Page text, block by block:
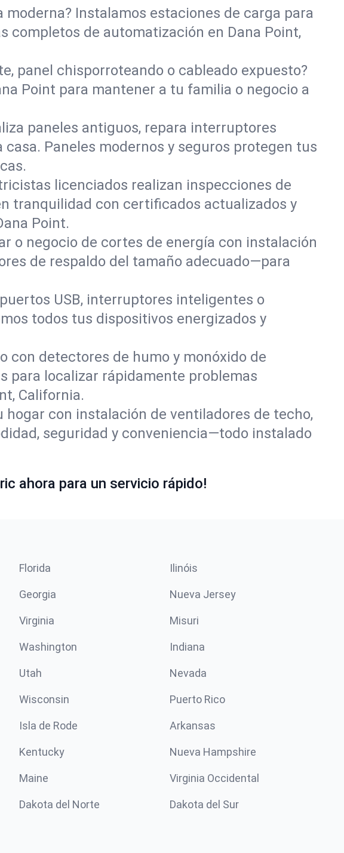
moderna? Instalamos estaciones de carga para
de automatización en Dana Point,
panel chisporroteando o cableado expuesto?
Point para mantener a tu familia o negocio a
paneles antiguos, repara interruptores
Paneles modernos y seguros protegen tus
licenciados realizan inspecciones de
tranquilidad con certificados actualizados y
Point.
o negocio de cortes de energía con instalación
de respaldo del tamaño adecuado—para
USB, interruptores inteligentes o
todos tus dispositivos energizados y
con detectores de humo y monóxido de
para localizar rápidamente problemas
California.
hogar con instalación de ventiladores de techo,
seguridad y conveniencia—todo instalado
ahora para un servicio rápido!
Florida Ilinóis
Georgia Nueva Jersey
Virginia Misuri
Washington Indiana
Utah Nevada
Wisconsin Puerto Rico
Isla de Rode Arkansas
Kentucky Nueva Hampshire
Maine Virginia Occidental
Dakota del Norte Dakota del Sur